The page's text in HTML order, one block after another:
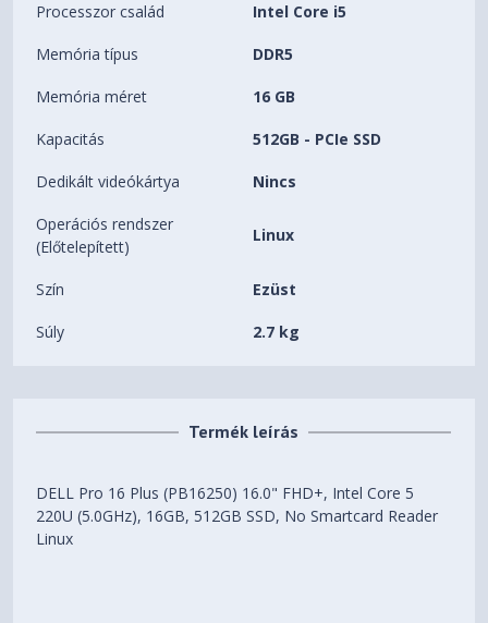
Processzor család Intel Core i5
Memória típus DDR5
Memória méret 16 GB
Kapacitás 512GB - PCIe SSD
Dedikált videókártya Nincs
Operációs rendszer
(Előtelepített)
Linux
Szín Ezüst
Súly 2.7 kg
Termék leírás
DELL Pro 16 Plus (PB16250) 16.0" FHD+, Intel Core 5
220U (5.0GHz), 16GB, 512GB SSD, No Smartcard Reader
Linux